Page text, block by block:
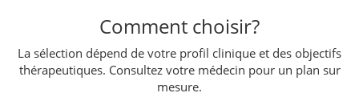
Comment choisir?
La sélection dépend de votre profil clinique et des objectifs
thérapeutiques. Consultez votre médecin pour un plan sur
mesure.